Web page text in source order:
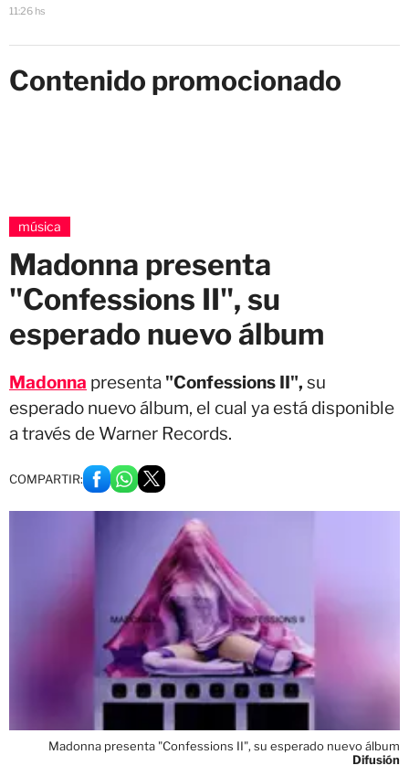
11:26 hs
Contenido promocionado
música
Madonna presenta
"Confessions II", su
esperado nuevo álbum
Madonna presenta "Confessions II", su
esperado nuevo álbum, el cual ya está disponible
a través de Warner Records.
COMPARTIR:
Madonna presenta "Confessions II", su esperado nuevo álbum
Difusión